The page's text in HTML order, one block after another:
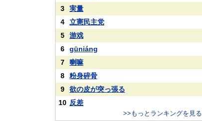
3
実量
4
立憲民主党
5
游戏
6
gūniáng
7
喇嘛
8
粉身碎骨
9
欲の皮が突っ張る
10 反差
>>もっとランキングを見る